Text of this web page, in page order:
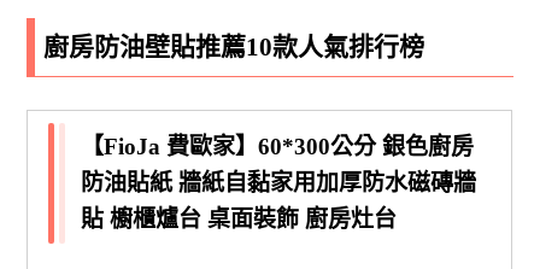
廚房防油壁貼推薦10款人氣排行榜
【FioJa 費歐家】60*300公分 銀色廚房
防油貼紙 牆紙自黏家用加厚防水磁磚牆
貼 櫥櫃爐台 桌面裝飾 廚房灶台